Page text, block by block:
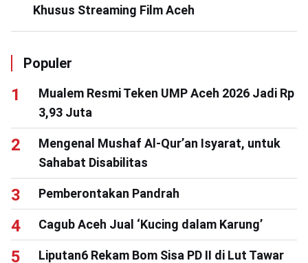
Khusus Streaming Film Aceh
Populer
Mualem Resmi Teken UMP Aceh 2026 Jadi Rp
3,93 Juta
Mengenal Mushaf Al-Qur’an Isyarat, untuk
Sahabat Disabilitas
Pemberontakan Pandrah
Cagub Aceh Jual ‘Kucing dalam Karung’
Liputan6 Rekam Bom Sisa PD II di Lut Tawar